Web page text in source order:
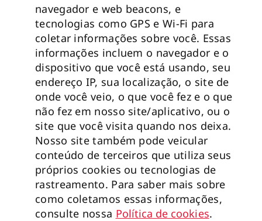
navegador e web beacons, e
tecnologias como GPS e Wi-Fi para
coletar informações sobre você. Essas
informações incluem o navegador e o
dispositivo que você está usando, seu
endereço IP, sua localização, o site de
onde você veio, o que você fez e o que
não fez em nosso site/aplicativo, ou o
site que você visita quando nos deixa.
Nosso site também pode veicular
conteúdo de terceiros que utiliza seus
próprios cookies ou tecnologias de
rastreamento. Para saber mais sobre
como coletamos essas informações,
consulte nossa Política de cookies.